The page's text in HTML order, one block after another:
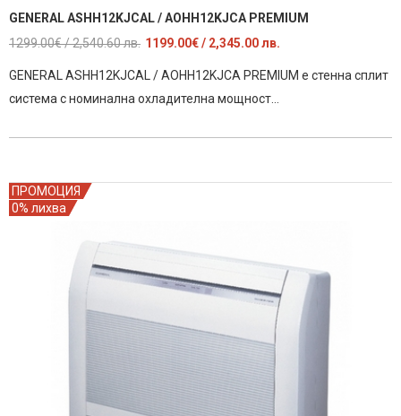
GENERAL ASHH12KJCAL / AOHH12KJCA PREMIUM
1299.00€/ 2,540.60 лв.Original
/
лв..
1199.00€/ 2,345.00 лв.
/
лв..
GENERAL ASHH12KJCAL / AOHH12KJCA PREMIUM е стенна сплит
система с номинална охладителна мощност…
ПРОМОЦИЯ
0% лихва